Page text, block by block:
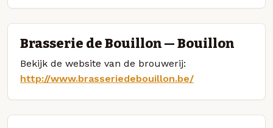
Brasserie de Bouillon — Bouillon
Bekijk de website van de brouwerij:
http://www.brasseriedebouillon.be/